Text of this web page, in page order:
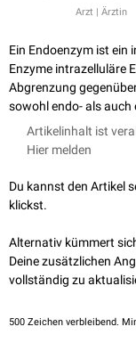
Arzt | Ärztin
Ein Endoenzym ist ein
Enzyme intrazelluläre
Abgrenzung
sowohl endo- als
Artikelinhalt ist
Hier melden
Du kannst den Artikel
klickst.
Alternativ kümmert
Deine zusätzlichen
vollständig zu
500 Zeichen verbleibend.